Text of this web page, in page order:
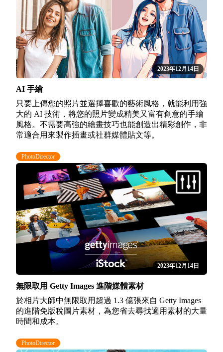
2023年12月14日
AI 手繪
只要上傳您的照片並選擇喜歡的藝術風格，就能利用強
大的 AI 技術，將您的照片變成精美又富有創意的手繪
風格。不需要高強的繪畫技巧也能創造出精彩創作，非
常適合用來製作插畫或社群媒體貼文等。
PhotoDirector
2023年12月14日
無限取用 Getty Images 進階媒體素材
於相片大師中無限取用超過 1.3 億張來自 Getty Images
的進階免版稅圖片素材，為您省去尋找適用素材的大量
時間和成本。
PhotoDirector